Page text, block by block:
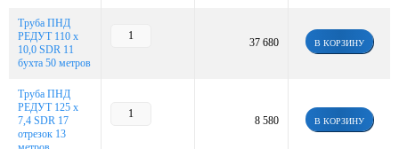
Труба ПНД
РЕДУТ 110 х
10,0 SDR 11
бухта 50 метров
37 680 В КОРЗИНУ
Труба ПНД
РЕДУТ 125 х
7,4 SDR 17
отрезок 13
8 580 В КОРЗИНУ